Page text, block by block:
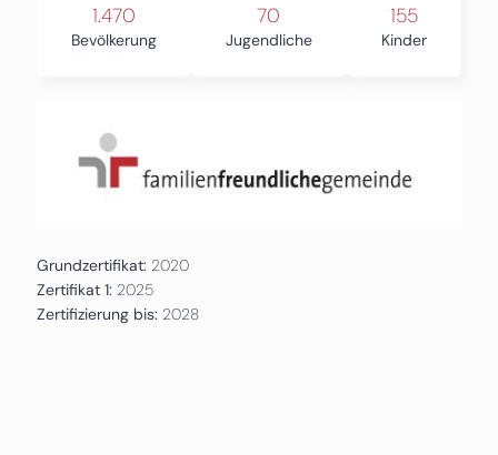
1.470
Bevölkerung
70
Jugendliche
155
Kinder
Grundzertifikat: 2020
Zertifikat 1: 2025
Zertifizierung bis: 2028